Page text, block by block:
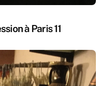
à Paris 11